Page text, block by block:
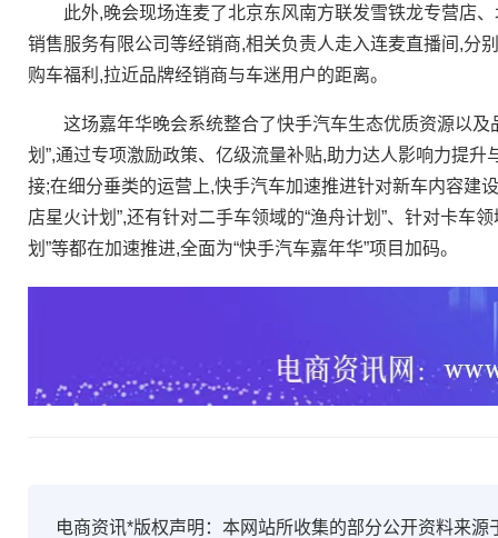
此外,晚会现场连麦了北京东风南方联发雪铁龙专营店、
销售服务有限公司等经销商,相关负责人走入连麦直播间,分
购车福利,拉近品牌经销商与车迷用户的距离。
这场嘉年华晚会系统整合了快手汽车生态优质资源以及
划”,通过专项激励政策、亿级流量补贴,助力达人影响力提
接;在细分垂类的运营上,快手汽车加速推进针对新车内容建
店星火计划”,还有针对二手车领域的“渔舟计划”、针对卡车
划”等都在加速推进,全面为“快手汽车嘉年华”项目加码。
电商资讯*版权声明：本网站所收集的部分公开资料来